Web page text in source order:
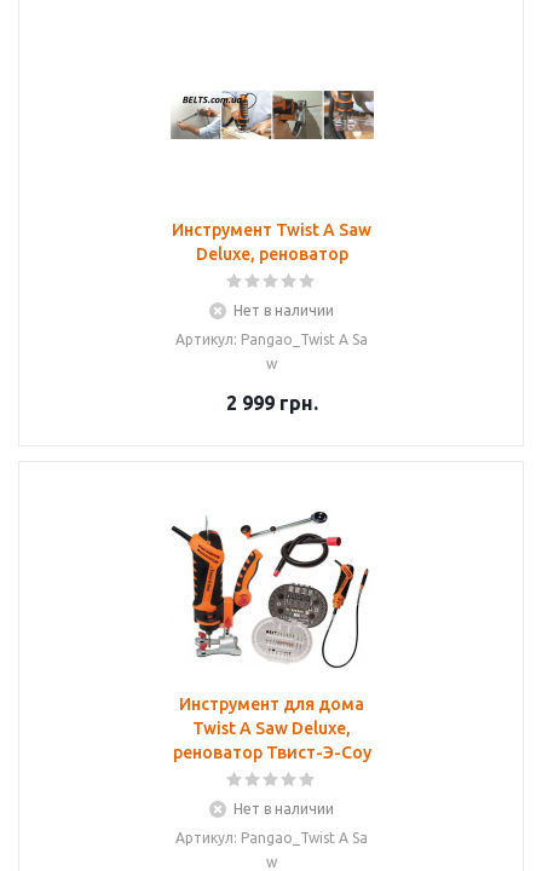
Инструмент Twist A Saw
Deluxe, реноватор
Нет в наличии
Артикул: Pangao_Twist A Sa
w
2 999грн.
Инструмент для дома
Twist A Saw Deluxe,
реноватор Твист-Э-Соу
Нет в наличии
Артикул: Pangao_Twist A Sa
w